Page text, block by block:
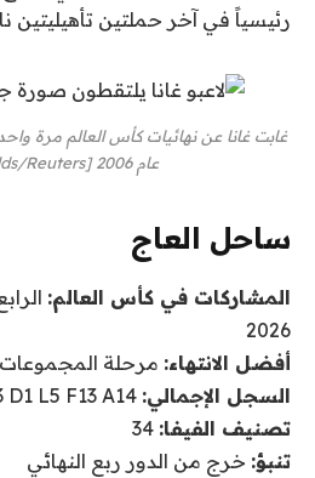
رئيسياً في آخر حملتين تأهيليتين
غابت غانا عن نهائيات كأس العالم مرة
عام 2006 [Paul Childs/Reuters]
ساحل العاج
المشاركات في كأس العالم:
2026
أفضل الانتهاء: مرحلة المجموعات
السجل الإجمالي:
تصنيف الفيفا:
تنبؤ: خرج من الدور ربع النهائي